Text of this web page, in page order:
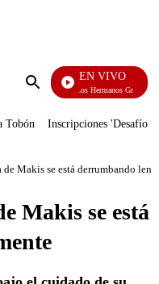
Enviar
EN VIVO
Cuentos De Los Hermanos Grimm
Tobón Inscripciones 'Desafío'
Makis se está derrumbando
Makis se está